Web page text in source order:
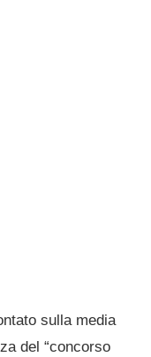
sulla media
del “concorso